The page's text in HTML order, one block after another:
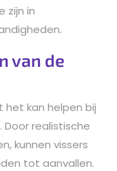
zijn in
van de
kan helpen bij
realistische
kunnen vissers
tot aanvallen.